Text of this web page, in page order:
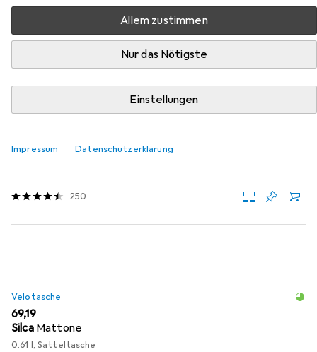
Allem zustimmen
Nur das Nötigste
Einstellungen
Impressum Datenschutzerklärung
Relevanz
Topeak Backloader
250
Velotasche
EUR
69,19
Silca Mattone
0.61 l, Satteltasche